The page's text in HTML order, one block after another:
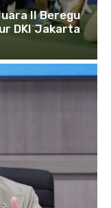
II Beregu
DKI Jakarta